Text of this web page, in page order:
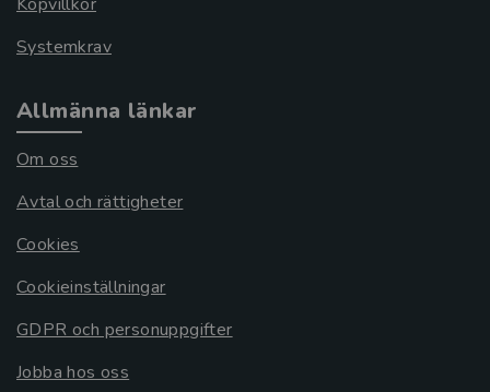
Systemkrav
Allmänna länkar
Om oss
Avtal och rättigheter
Cookies
Cookieinställningar
GDPR och personuppgifter
Jobba hos oss